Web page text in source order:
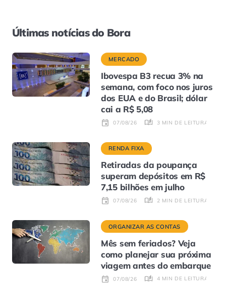
Últimas notícias do Bora
MERCADO
Ibovespa B3 recua 3% na
semana, com foco nos juros
dos EUA e do Brasil; dólar
cai a R$ 5,08
07/08/26 3 MIN DE LEITURA
RENDA FIXA
Retiradas da poupança
superam depósitos em R$
7,15 bilhões em julho
07/08/26 2 MIN DE LEITURA
ORGANIZAR AS CONTAS
Mês sem feriados? Veja
como planejar sua próxima
viagem antes do embarque
07/08/26 4 MIN DE LEITURA